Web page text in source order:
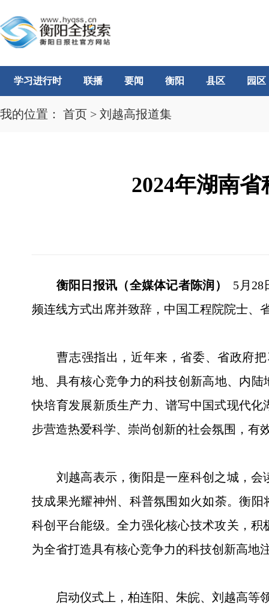
学习进行时 联播 要闻 衡阳 县区 园区
我的位置： 首页 > 刘越高报道集
2024年湖南
衡阳日报讯（全媒体记者陈润）
5月28
频连线方式出席并致辞，中国工程院院士、
曹志强指出，近年来，省委、省政府把
地、具有核心竞争力的科技创新高地、内
快培育发展新质生产力、谱写中国式现代
步营造热爱科学、崇尚创新的社会氛围，有
刘越高表示，衡阳是一座科创之城，会
技成果光耀神州、科普氛围如火如荼。衡
科创平台能级。全力强化核心技术攻关，
为全省打造具有核心竞争力的科技创新高地
启动仪式上，柏连阳、朱皖、刘越高等领